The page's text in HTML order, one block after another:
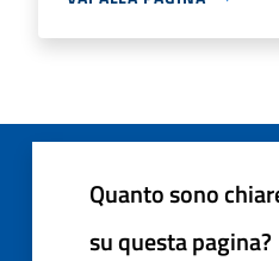
Quanto sono
su questa pagina?